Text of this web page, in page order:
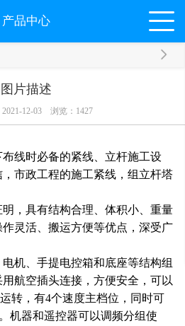
产品中心
图片描述
12-03 浏览： 1427
线时必备的紧线、立杆施工设
市政工程的施工紧线，组立杆塔
，具有结构合理、体积小、重量
灵活、搬运方便等优点，深受广
机、手提电控箱和底座等结构组
航空插头连接，方便安全，可以
转，有4个速度主档位，同时可
机器和遥控器可以调频分组使